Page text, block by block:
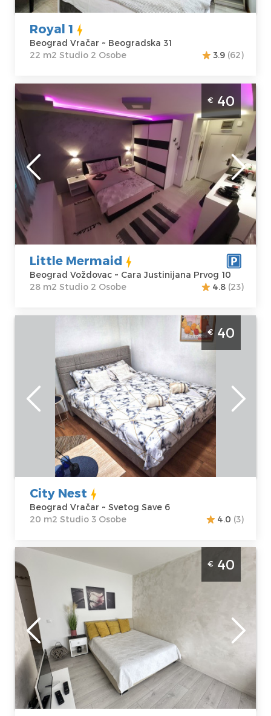
Beogradska 31
Cena
45 €
Struktura :
Royal 1
Beograd Vračar ~ Beogradska 31
22 m2 Studio 2 Osobe
3.9 (62)
Studio Apartman Little Mermaid Beograd
Voždovac
Beograd
Lokacija:
Beograd
Voždovac
Adresa:Cara
Justinijana
Prvog 10
Cena
Gosti:2
Kvadratura :28
m2
Struktura :
Studio
€ 40
Little Mermaid
Beograd Voždovac ~ Cara Justinijana Prvog 10
28 m2 Studio 2 Osobe
4.8 (23)
Studio Apartman City Nest Beograd Vracar
apartman na Slaviji, povrsine 20m2, idealan
za 3 osobe
Beograd
Lokacija:
Beograd Vračar
Adresa:Svetog
40 €
Gosti:3
Kvadratura :20
m2
Struktura :
Studio
€40
City Nest
Beograd Vračar ~ Svetog Save 6
20 m2 Studio 3 Osobe
4.0 (3)
Studio Apartman Dusan Nbg Beograd Novi
Beograd. Studio apartman za 2 osobe u
Bloku 62 na Novom Beogradu.
Beograd
Lokacija:
Beograd Novi
Beograd
Adresa:Dušana
Vukasovica 69
Cena40 €
Gosti:
Kvadratura :
m2
Struktura :
Studio
€ 40